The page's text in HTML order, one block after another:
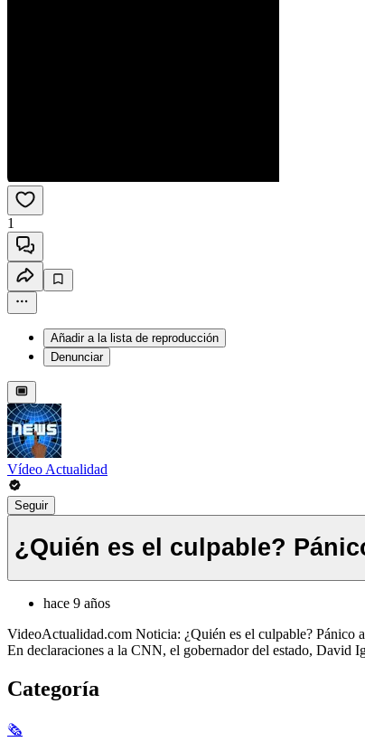
1
Añadir a la lista de reproducción
Denunciar
Vídeo Actualidad
Seguir
¿Quién es el culpable?
hace 9 años
VideoActualidad.com Noticia: ¿Quién es el culpable? Pánico
En declaraciones a la CNN, el gobernador del estado, David
Categoría
🗞